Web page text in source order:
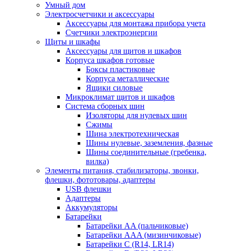
Умный дом
Электросчетчики и аксессуары
Аксессуары для монтажа прибора учета
Счетчики электроэнергии
Щиты и шкафы
Аксессуары для щитов и шкафов
Корпуса шкафов готовые
Боксы пластиковые
Корпуса металлические
Ящики силовые
Микроклимат щитов и шкафов
Система сборных шин
Изоляторы для нулевых шин
Сжимы
Шина электротехническая
Шины нулевые, заземления, фазные
Шины соединительные (гребенка,
вилка)
Элементы питания, стабилизаторы, звонки,
флешки, фототовары, адаптеры
USB флешки
Адаптеры
Аккумуляторы
Батарейки
Батарейки AA (пальчиковые)
Батарейки AAA (мизинчиковые)
Батарейки C (R14, LR14)